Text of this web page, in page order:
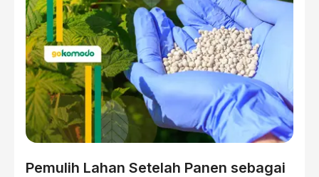
Pemulih Lahan Setelah Panen sebagai